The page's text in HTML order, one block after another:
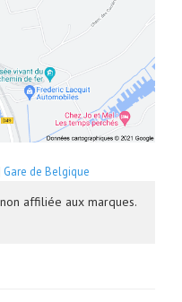
Gare de Belgique
affiliée aux marques.